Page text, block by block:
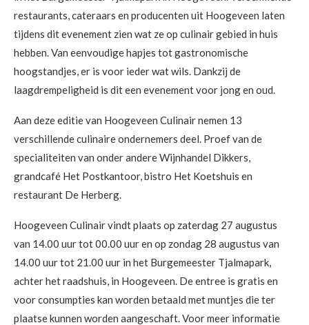
restaurants, cateraars en producenten uit Hoogeveen laten
tijdens dit evenement zien wat ze op culinair gebied in huis
hebben. Van eenvoudige hapjes tot gastronomische
hoogstandjes, er is voor ieder wat wils. Dankzij de
laagdrempeligheid is dit een evenement voor jong en oud.
Aan deze editie van Hoogeveen Culinair nemen 13
verschillende culinaire ondernemers deel. Proef van de
specialiteiten van onder andere Wijnhandel Dikkers,
grandcafé Het Postkantoor, bistro Het Koetshuis en
restaurant De Herberg.
Hoogeveen Culinair vindt plaats op zaterdag 27 augustus
van 14.00 uur tot 00.00 uur en op zondag 28 augustus van
14.00 uur tot 21.00 uur in het Burgemeester Tjalmapark,
achter het raadshuis, in Hoogeveen. De entree is gratis en
voor consumpties kan worden betaald met muntjes die ter
plaatse kunnen worden aangeschaft. Voor meer informatie